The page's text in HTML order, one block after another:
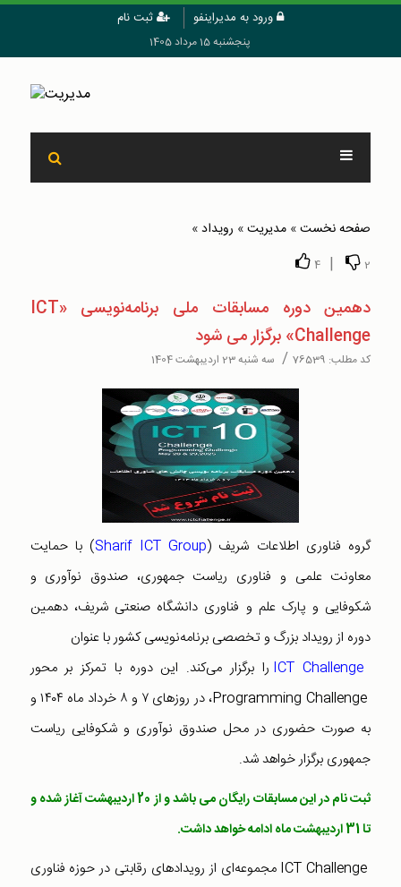
ورود به مدیراینفو ثبت نام
پنجشنبه 15 مرداد 1405
صفحه نخست» مدیریت» رويداد»
2
|
4
دهمین دوره مسابقات ملی برنامه‌نویسی «ICT
Challenge» برگزار می شود
کد مطلب: 76539
/ سه شنبه 23 اردیبهشت 1404
گروه فناوری اطلاعات شریف (Sharif ICT Group) با حمایت
معاونت علمی و فناوری ریاست جمهوری، صندوق نوآوری و
شکوفایی و پارک علم و فناوری دانشگاه صنعتی شریف، دهمین
دوره از رویداد بزرگ و تخصصی برنامه‌نویسی کشور با عنوان
ICT Challenge را برگزار می‌کند. این دوره با تمرکز بر محور
Programming Challenge، در روزهای ۷ و ۸ خرداد ماه ۱۴۰۴ و
به ‌صورت حضوری در محل صندوق نوآوری و شکوفایی ریاست
جمهوری برگزار خواهد شد.
ثبت نام در این مسابقات رایگان می باشد و از 20 اردیبهشت آغاز شده و
تا 31 اردیبهشت ماه ادامه خواهد داشت.
ICT Challenge مجموعه‌ای از رویدادهای رقابتی در حوزه فناوری